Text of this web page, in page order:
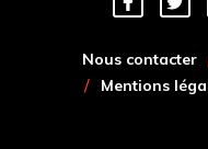
Nous contacter
Mentions